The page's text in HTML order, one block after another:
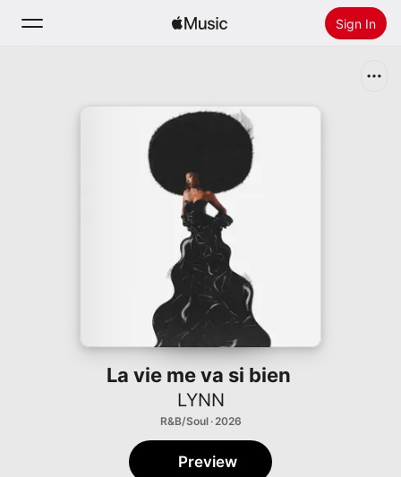
Sign In
Install Apple Music
La vie me va si bien
LYNN
R&B/Soul · 2026
Preview